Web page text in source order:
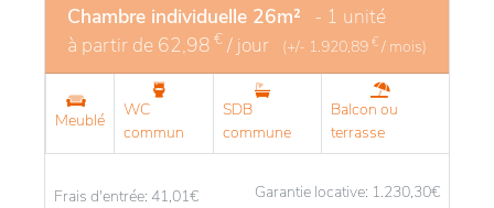
Chambre individuelle 26m² - 1 unité
à partir de 62,98 € / jour (+/- 1.920,89 € / mois)
Meublé
WC
commun
SDB
commune
Balcon ou
terrasse
Frais d'entrée: 41,01€ Garantie locative: 1.230,30€